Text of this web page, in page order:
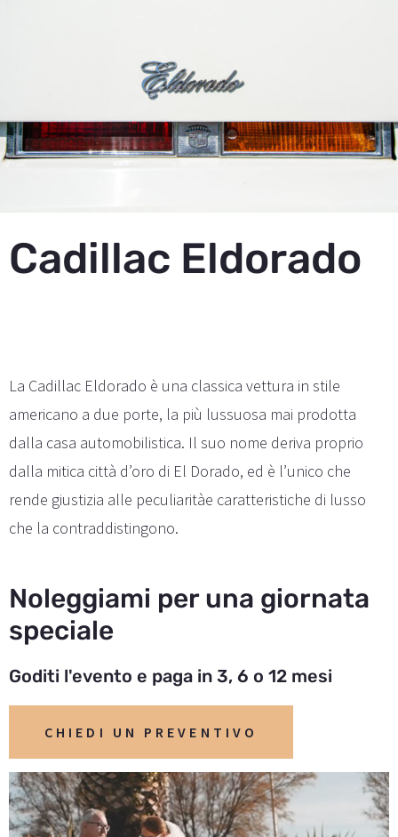
Cadillac Eldorado
La Cadillac Eldorado è una classica vettura in stile
americano a due porte, la più lussuosa mai prodotta
dalla casa automobilistica. Il suo nome deriva proprio
dalla mitica città d’oro di El Dorado, ed è l’unico che
rende giustizia alle peculiaritàe caratteristiche di lusso
che la contraddistingono.
Noleggiami per una giornata
speciale
Goditi l'evento e paga in 3, 6 o 12 mesi
CHIEDI UN PREVENTIVO